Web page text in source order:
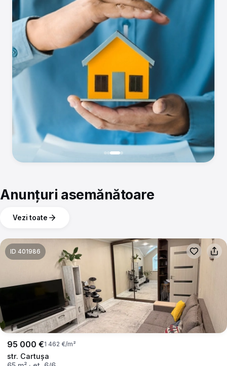
Anunțuri asemănătoare
Vezi toate
ID 401986
95 000 €1 462 €/m²
str. Cartuşa